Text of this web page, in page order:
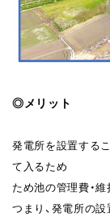
◎ メリット
発電所を設置する
て入るため
ため池の管理費・
つまり、発電所の